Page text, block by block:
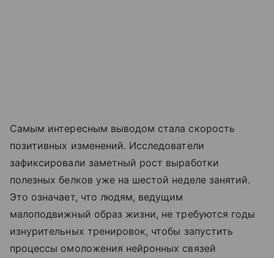
Самым интересным выводом стала скорость
позитивных изменений. Исследователи
зафиксировали заметный рост выработки
полезных белков уже на шестой неделе занятий.
Это означает, что людям, ведущим
малоподвижный образ жизни, не требуются годы
изнурительных тренировок, чтобы запустить
процессы омоложения нейронных связей